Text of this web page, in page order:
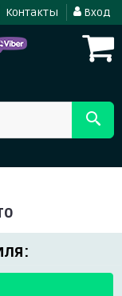
Контакты Вход